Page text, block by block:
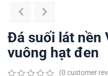
Đá suối lát nền
vuông hạt đen
(0 customer